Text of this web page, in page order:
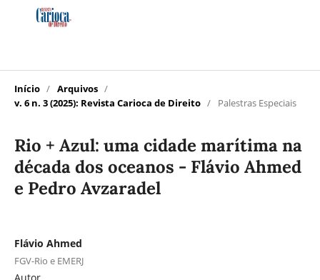
Início / Arquivos /
v. 6 n. 3 (2025): Revista Carioca de Direito / Palestras Especiais
Rio + Azul: uma cidade marítima na
década dos oceanos - Flávio Ahmed
e Pedro Avzaradel
Flávio Ahmed
FGV-Rio e EMERJ